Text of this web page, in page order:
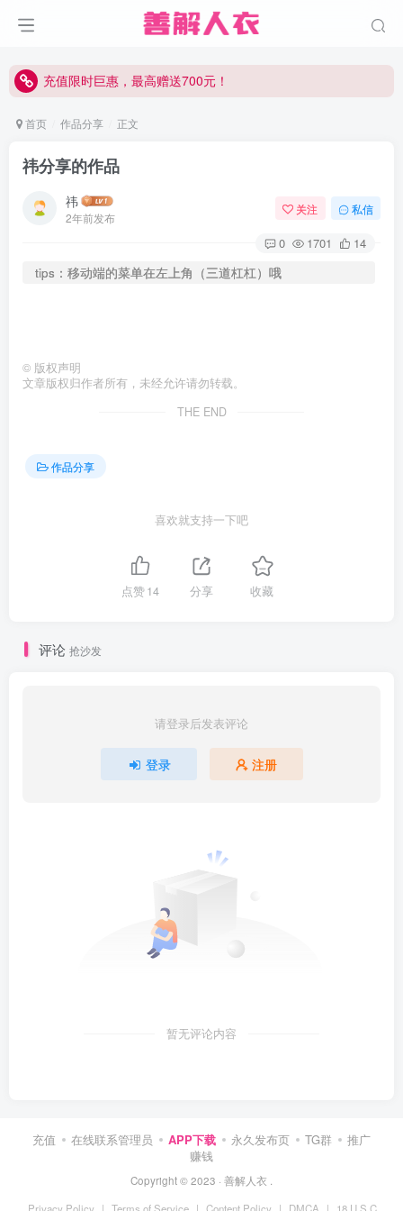
充值限时巨惠，最高赠送700元！
首页 作品分享 正文
祎分享的作品
祎
2年前发布
关注 私信
0 1701
14
tips：移动端的菜单在左上角（三道杠杠）哦
© 版权声明
文章版权归作者所有，未经允许请勿转载。
THE END
作品分享
喜欢就支持一下吧
点赞14 分享 收藏
评论 抢沙发
请登录后发表评论
登录 注册
暂无评论内容
充值 在线联系管理员 APP下载 永久发布页 TG群
推广
赚钱
Copyright © 2023 · 善解人衣